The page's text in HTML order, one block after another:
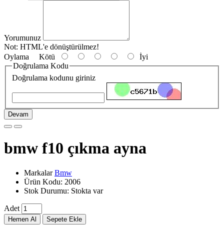
Yorumunuz
Not: HTML'e dönüştürülmez!
Oylama Kötü
İyi
Doğrulama Kodu
Doğrulama kodunu giriniz
Devam
bmw f10 çıkma ayna
MarkalarBmw
Ürün Kodu: 2006
Stok Durumu: Stokta var
Adet
Hemen Al Sepete Ekle